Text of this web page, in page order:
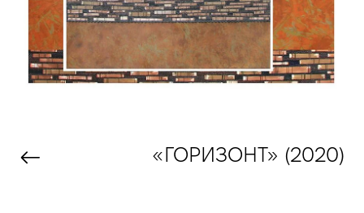
«ГОРИЗОНТ» (2020)